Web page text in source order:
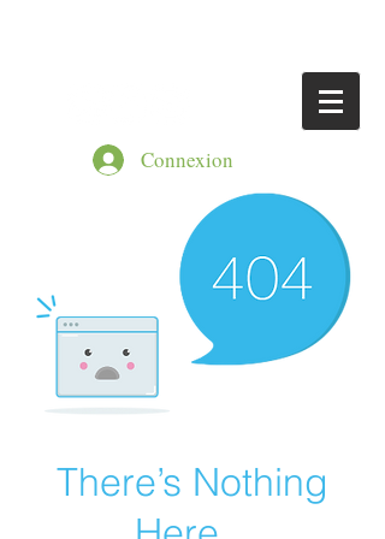
Connexion
There’s Nothing